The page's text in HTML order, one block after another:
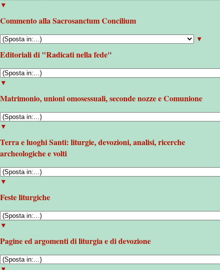
▼
Commento alla Sacrosanctum Concilium
▼
Editoriali di "Radicati nella fede"
▼
Matrimonio, unioni omosessuali, seconde nozze e Comunione
▼
Terra e luoghi Santi: liturgie, devozioni, analisi, ricerche
archeologiche e volti
▼
Feste liturgiche
▼
Pagine ed argomenti di liturgia e di devozione